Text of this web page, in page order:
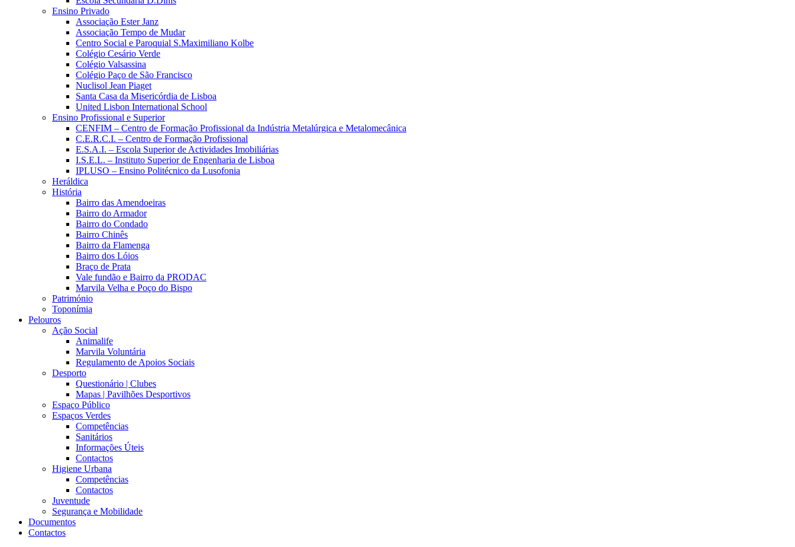
Ensino Privado
Associação Ester Janz
Associação Tempo de Mudar
Centro Social e Paroquial S.Maximiliano Kolbe
Colégio Cesário Verde
Colégio Valsassina
Colégio Paço de São Francisco
Nuclisol Jean Piaget
Santa Casa da Misericórdia de Lisboa
United Lisbon International School
Ensino Profissional e Superior
CENFIM – Centro de Formação Profissional da Indústria Metalúrgica e Metalomecânica
C.E.R.C.I. – Centro de Formação Profissional
E.S.A.I. – Escola Superior de Actividades Imobiliárias
I.S.E.L. – Instituto Superior de Engenharia de Lisboa
IPLUSO – Ensino Politécnico da Lusofonia
Heráldica
História
Bairro das Amendoeiras
Bairro do Armador
Bairro do Condado
Bairro Chinês
Bairro da Flamenga
Bairro dos Lóios
Braço de Prata
Vale fundão e Bairro da PRODAC
Marvila Velha e Poço do Bispo
Património
Toponímia
Pelouros
Ação Social
Animalife
Marvila Voluntária
Regulamento de Apoios Sociais
Desporto
Questionário | Clubes
Mapas | Pavilhões Desportivos
Espaço Público
Espaços Verdes
Competências
Sanitários
Informações Úteis
Contactos
Higiene Urbana
Competências
Contactos
Juventude
Segurança e Mobilidade
Documentos
Contactos